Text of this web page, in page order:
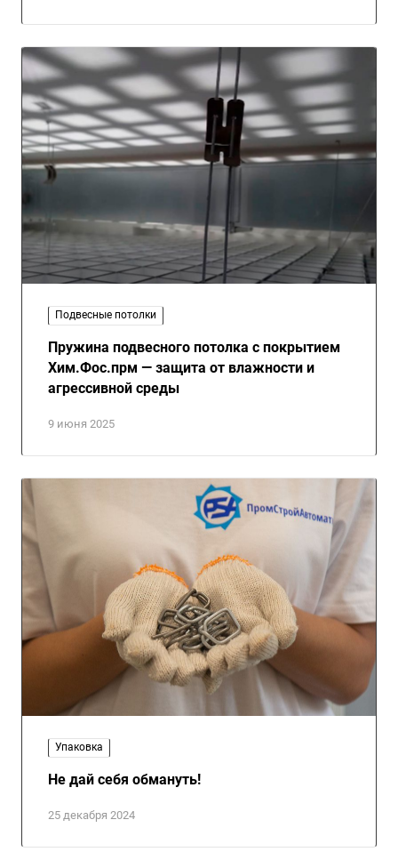
Подвесные потолки
9 июня 2025
Пружина подвесного потолка с покрытием
Хим.Фос.прм — защита от влажности и
агрессивной среды
Упаковка
25 декабря 2024
Не дай себя обмануть!